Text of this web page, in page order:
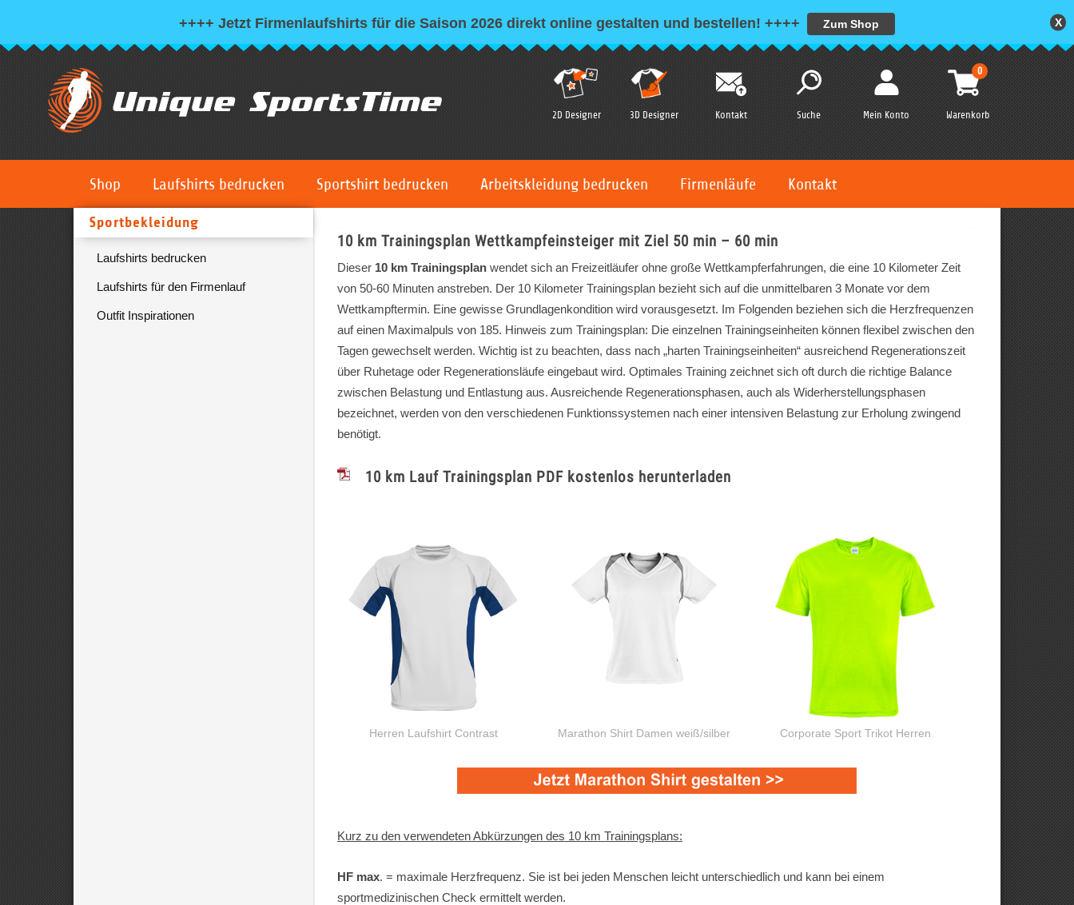
++++ Jetzt Firmenlaufshirts für die Saison 2026 direkt online gestalten und bestellen! ++++ Zum Shop X
0
Warenkorb
Mein Konto
Suche
Kontakt
3D Designer
2D Designer
Shop Laufshirts bedrucken Sportshirt bedrucken Arbeitskleidung bedrucken Firmenläufe Kontakt
Sportbekleidung
Laufshirts bedrucken
Laufshirts für den Firmenlauf
Outfit Inspirationen
10 km Trainingsplan Wettkampfeinsteiger mit Ziel 50 min – 60 min
Dieser 10 km Trainingsplan wendet sich an Freizeitläufer ohne große Wettkampferfahrungen, die eine 10 Kilometer Zeit
von 50-60 Minuten anstreben. Der 10 Kilometer Trainingsplan bezieht sich auf die unmittelbaren 3 Monate vor dem
Wettkampftermin. Eine gewisse Grundlagenkondition wird vorausgesetzt. Im Folgenden beziehen sich die Herzfrequenzen
auf einen Maximalpuls von 185. Hinweis zum Trainingsplan: Die einzelnen Trainingseinheiten können flexibel zwischen den
Tagen gewechselt werden. Wichtig ist zu beachten, dass nach „harten Trainingseinheiten“ ausreichend Regenerationszeit
über Ruhetage oder Regenerationsläufe eingebaut wird. Optimales Training zeichnet sich oft durch die richtige Balance
zwischen Belastung und Entlastung aus. Ausreichende Regenerationsphasen, auch als Widerherstellungsphasen
bezeichnet, werden von den verschiedenen Funktionssystemen nach einer intensiven Belastung zur Erholung zwingend
benötigt.
10 km Lauf Trainingsplan PDF kostenlos herunterladen
Herren Laufshirt Contrast Marathon Shirt Damen weiß/silber Corporate Sport Trikot Herren
Kurz zu den verwendeten Abkürzungen des 10 km Trainingsplans:
HF max. = maximale Herzfrequenz. Sie ist bei jeden Menschen leicht unterschiedlich und kann bei einem
sportmedizinischen Check ermittelt werden.